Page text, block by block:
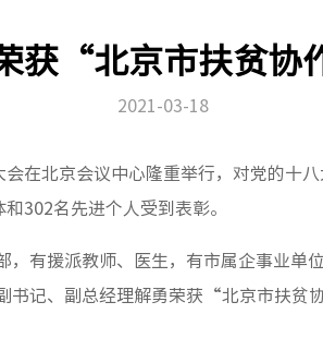
获“北京市扶贫协
2021-03-18
在北京会议中心隆重举行，对党的十
302名先进个人受到表彰。
，有援派教师、医生，有市属企事业单
书记、副总经理解勇荣获“北京市扶贫